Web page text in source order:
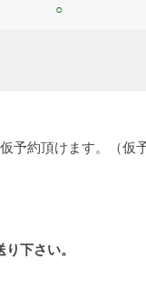
○
約頂けます。（仮
下さい。